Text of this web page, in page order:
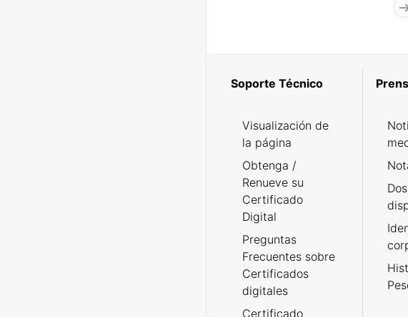
Soporte Técnico
Visualización de
la página
Obtenga /
Renueve su
Certificado
Digital
Preguntas
Frecuentes sobre
Certificados
digitales
Certificado